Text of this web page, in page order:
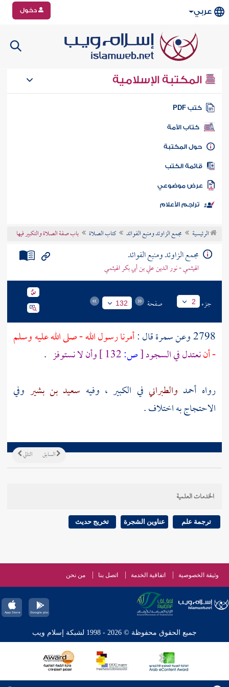
عربي دخول
المكتبة الإسلامية
كتب PDF
كتاب الأمة
المكتبة
الكتب
موضوعي
تراجم الأعلام
الرئيسية مجمع الزاوئد ومنبع الفوائد كتاب الصلاة باب صفة الصلاة والتكبير فيها
مجمع الزاوئد ومنبع الفوائد
الهيثمي - نور الدين علي بن أبي بكر الهيثمي
جزء 2 صفحة 132
2798 وعن سمرةقال :أمرنا رسول الله - صلى الله عليه وسلم
- أننعتدل في السجود[ص: وأن لا نستوفز .
رواه أحمد والطبراني في الكبير ، وفيه سعيد بن بشير وفي
الاحتجاج به اختلاف .
التالي السابق
الخدمات العلمية
ترجمة علم عناوين الشجرة تخريج حديث
وثيقة الخصوصية اتفاقية الخدمة اتصل بنا من نحن
جميع الحقوق محفوظة © 2026 - 1998 لشبكة إسلام ويب